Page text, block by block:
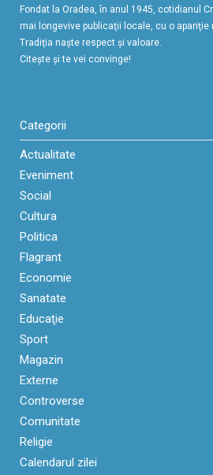
Fondat la Oradea, în anul 1945, cotidianul
mai longevive publicaţii locale, cu o apariţie
Tradiţia naşte respect şi valoare.
Citeşte şi te vei convinge!
Categorii
Actualitate
Eveniment
Social
Cultura
Politica
Flagrant
Economie
Sanatate
Educaţie
Sport
Magazin
Externe
Controverse
Comunitate
Religie
Calendarul zilei